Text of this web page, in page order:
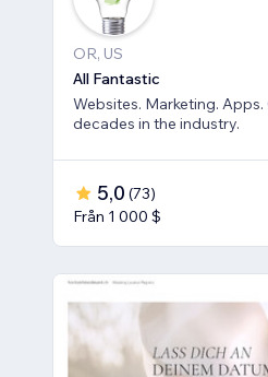
OR, US
All Fantastic
Websites. Marketing.
decades in the industry.
5,0 (73)
Från 1 000 $